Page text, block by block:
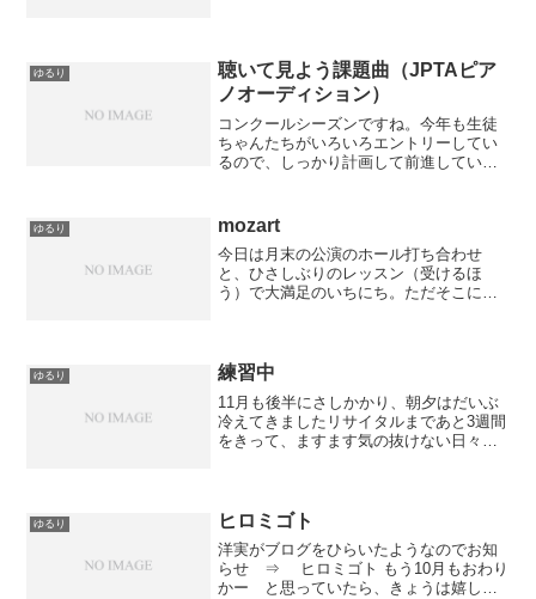
ゆるり
聴いて見よう課題曲（JPTAピア
ノオーディション）
コンクールシーズンですね。今年も生徒
ちゃんたちがいろいろエントリーしてい
るので、しっかり計画して前進していか
名の先生方が、小学生の部門の課題曲を
演奏します。低学年生の...
ゆるり mozart
今日は月末の公演のホール打ち合わせ
と、ひさしぶりのレッスン（受けるほ
う）で大満足のいちにち。ただそこにい
ゆるり 練習中
11月も後半にさしかかり、朝夕はだいぶ
冷えてきましたリサイタルまであと3週間
をきって、ますます気の抜けない日々で
困った！(^ー^) ...
ゆるり ヒロミゴト
洋実がブログをひらいたようなのでお知
らせ ⇒ ヒロミゴト もう10月もおわり
かー と思っていたら、きょうは嬉しい